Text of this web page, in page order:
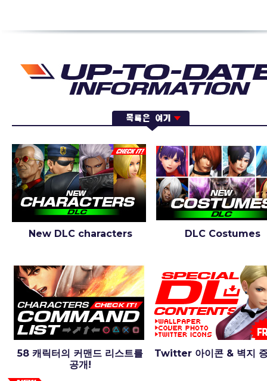
New DLC characters DLC Costumes
58 캐릭터의 커맨드 리스트를
공개!
Twitter 아이콘 & 벽지